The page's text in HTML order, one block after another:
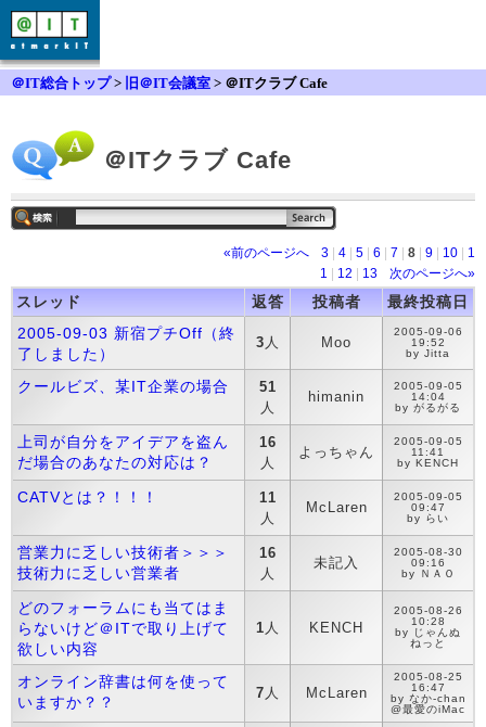
＠IT総合トップ> 旧＠IT会議室 > ＠ITクラブ Cafe
＠ITクラブ Cafe
«前のページへ 3 4 5 6 7 8 9 10
1
1
12 13 次のページへ»
スレッド 返答 投稿者
最終投稿日
2005-09-03 新宿プチOff（終
了しました）
3 人 Moo
2005-09-06
19:52
by Jitta
クールビズ、某IT企業の場合
51
人
himanin
2005-09-05
14:04
by がるがる
上司が自分をアイデアを盗ん
だ場合のあなたの対応は？
16
人
よっちゃん
2005-09-05
11:41
by KENCH
CATVとは？！！！
11
人
McLaren
2005-09-05
09:47
by らい
営業力に乏しい技術者＞＞＞
技術力に乏しい営業者
16
人
未記入
2005-08-30
09:16
by ＮＡＯ
どのフォーラムにも当てはま
らないけど＠ITで取り上げて
欲しい内容
1 人 KENCH
2005-08-26
10:28
by じゃんぬ
ねっと
オンライン辞書は何を使って
いますか？？
7 人 McLaren
2005-08-25
16:47
by なか-chan
@最愛のiMac